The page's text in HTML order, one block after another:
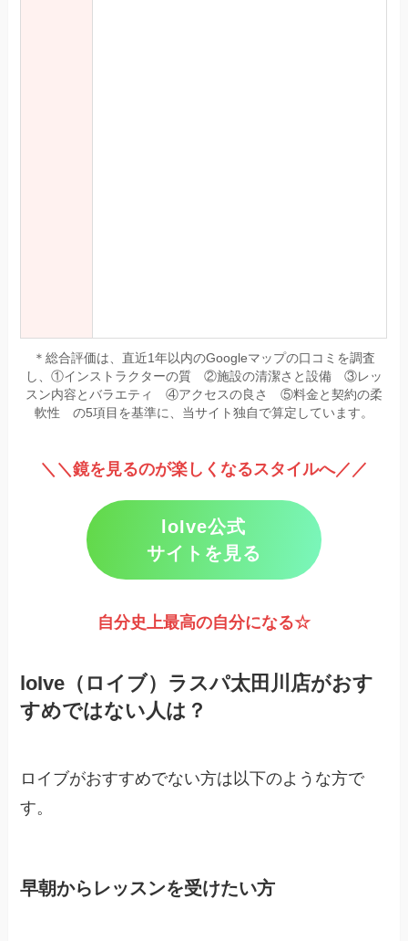
＊総合評価は、直近1年以内のGoogleマップの口コミを調査
し、①インストラクターの質 ②施設の清潔さと設備 ③レッ
スン内容とバラエティ ④アクセスの良さ ⑤料金と契約の柔
軟性 の5項目を基準に、当サイト独自で算定しています。
＼＼鏡を見るのが楽しくなるスタイルへ／／
loIve公式
サイトを見る
自分史上最高の自分になる☆
loIve（ロイブ）ラスパ太田川店がおす
すめではない人は？
ロイブがおすすめでない方は以下のような方で
す。
早朝からレッスンを受けたい方